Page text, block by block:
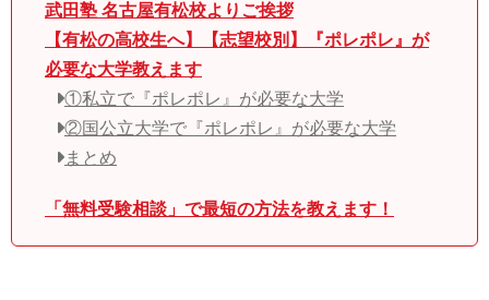
武田塾 名古屋有松校よりご挨拶
【有松の高校生へ】【志望校別】『ポレポレ』が
必要な大学教えます
①私立で『ポレポレ』が必要な大学
②国公立大学で『ポレポレ』が必要な大学
まとめ
「無料受験相談」で最短の方法を教えます！